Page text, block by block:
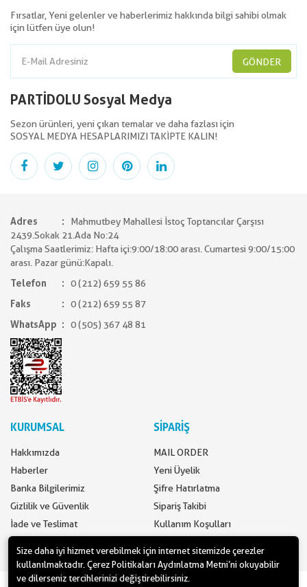
Fırsatlar, Yeni gelenler ve haberlerimiz hakkında bilgi sahibi olmak
için lütfen üye olun!
GÖNDER
PARTİDOLU Sosyal Medya
Sezon ürünleri, yeni çıkan temalar ve daha fazlası için
SOSYAL MEDYA HESAPLARIMIZI TAKİPTE KALIN!
Adres
Mahmutbey Mahallesi İstoç Toptancılar Çarşısı
2439.Sokak 21.Ada No:24
Çalışma Saatlerimiz: Hafta içi:9:00/18:00 arası. Cumartesi 9:00/15:00
arası. Pazar günü:Kapalı.
Telefon
0 (212) 659 55 86
Faks
0 (212) 659 55 87
WhatsApp
0 (505) 367 48 81
KURUMSAL
Hakkımızda
Haberler
Banka Bilgilerimiz
Gizlilik ve Güvenlik
İade ve Teslimat
SİPARİŞ
MAIL ORDER
Yeni Üyelik
Şifre Hatırlatma
Sipariş Takibi
Kullanım Koşulları
Size daha iyi hizmet verebilmek için internet sitemizde çerezler
kullanılmaktadır. Çerez Politikaları Aydınlatma Metni’ni okuyabilir
ve dilerseniz tercihlerinizi değiştirebilirsiniz.